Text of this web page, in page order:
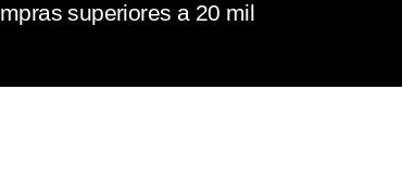
superiores a 20 mil